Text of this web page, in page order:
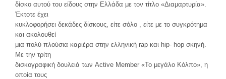
δίσκο αυτού του είδους στην Ελλάδα με τον τίτλο «Διαμαρτυρία».
Έκτοτε έχει
κυκλοφορήσει δεκάδες δίσκους, είτε σόλο , είτε με το συγκρότημα
και ακολουθεί
μια πολύ πλούσια καριέρα στην ελληνική rap και hip- hop σκηνή.
Mε την τρίτη
δισκογραφική δουλειά των Active Member «Το μεγάλο Κόλπο», η
οποία τους